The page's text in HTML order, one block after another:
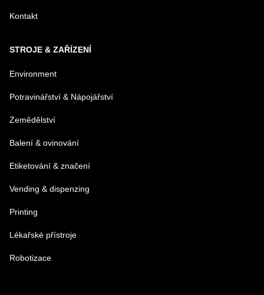
TELEFÓN
Kontakt
STROJE & ZAŘÍZENÍ
Environment
Potravinářství & Nápojářství
Zemědělství
Balení & ovinování
Etiketování & značení
Vending & dispenzing
Printing
Lékařské přístroje
Robotizace